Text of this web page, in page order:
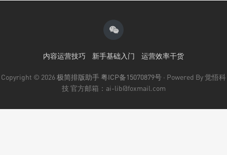
内容运营技巧 新手基础入门 运营效率干货
Copyright © 2026极简排版助手粤ICP备15070879号 · Powered By 觉悟科
技 官方邮箱：ai-lib@foxmail.com